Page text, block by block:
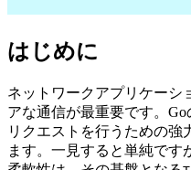
はじめに
ネットワークアプリケーシ
アな通信が最重要です。Go
リクエストを行うための強
ます。一見すると単純です